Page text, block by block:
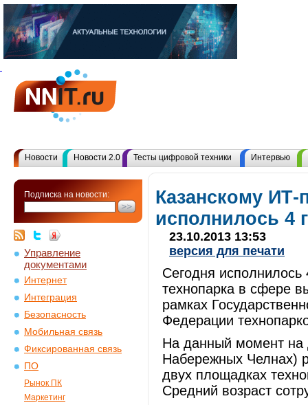
Новости Новости 2.0 Тесты цифровой техники Интервью
Подписка на новости:
Управление
документами
Интернет
Интеграция
Безопасность
Мобильная связь
Фиксированная связь
ПО
Рынок ПК
Маркетинг
Казанскому ИТ-
исполнилось 4
23.10.2013 13:53
версия для печати
Сегодня исполнилось
технопарка в сфере
рамках
Федерации
На данный момент на
Набережных Челнах)
двух площадках
Средний возраст